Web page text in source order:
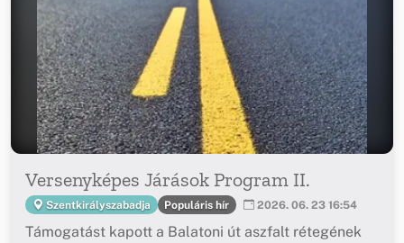
Versenyképes Járások Program II.
Szentkirályszabadja Populáris hír 2026. 06. 23 16:54
Támogatást kapott a Balatoni út aszfalt rétegének